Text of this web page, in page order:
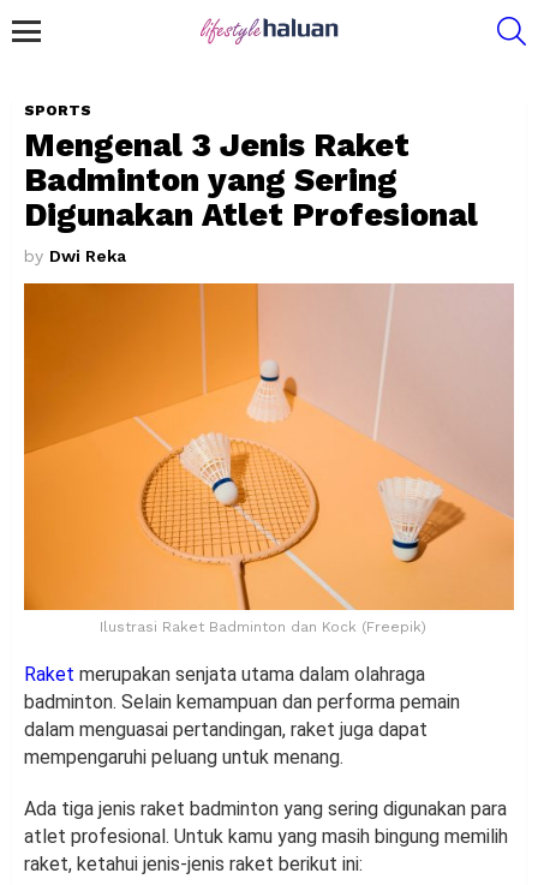
SPORTS
Mengenal 3 Jenis Raket
Badminton yang Sering
Digunakan Atlet Profesional
by Dwi Reka
Ilustrasi Raket Badminton dan Kock (Freepik)
Raket merupakan senjata utama dalam olahraga
badminton. Selain kemampuan dan performa pemain
dalam menguasai pertandingan, raket juga dapat
mempengaruhi peluang untuk menang.
Ada tiga jenis raket badminton yang sering digunakan para
atlet profesional. Untuk kamu yang masih bingung memilih
raket, ketahui jenis-jenis raket berikut ini: